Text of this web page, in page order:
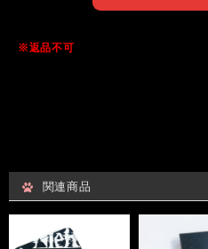
※返品不可
関連商品